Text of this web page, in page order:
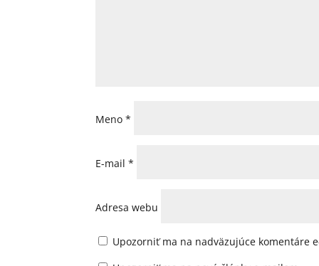
Meno*
E-mail*
Adresa webu
Upozorniť ma na nadväzujúce komentáre